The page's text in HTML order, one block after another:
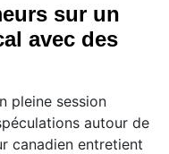
sur un
avec des
pleine session
autour de
canadien entretient